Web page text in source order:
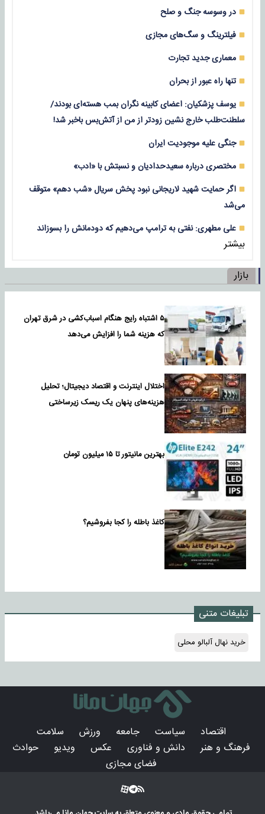
در وسوسه جنگ و صلح
فیلترینگ و سگ‌های مجازی
معماری جدید تجارت
تنها راه عبور از بحران
یوسف پزشکیان: اعضای کابینه نگران بمب هسته‌ای بودند/
سلطنت‌طلب خارج نشین زودتر از من از آتش‌بس باخبر شد!
جنگی علیه موجودیت ایران
مختصری درباره سعیدحدادیان و نسبتش با «ادب»
اگر حمایت شهید لاریجانی نبود پخش سریال «شب دهم» متوقف
می‌شد
علی مطهری: نفتی به ترامپ می‌دهیم که دودمانش را بسوزاند
بیشتر
بازار
۵ اشتباه رایج هنگام اسباب‌کشی در شرق تهران
که هزینه شما را افزایش می‌دهد
اختلال اینترنت و اقتصاد دیجیتال؛ تحلیل
هزینه‌های پنهان یک ریسک زیرساختی
بهترین مانیتور تا ۱۵ میلیون تومان
کاغذ باطله را کجا بفروشیم؟
تبلیغات متنی
خرید نهال آلبالو محلی
اقتصاد سیاست جامعه ورزش
سلامت
فرهنگ و هنر
دانش و فناوری عکس ویدیو
حوادث
فضای مجازی